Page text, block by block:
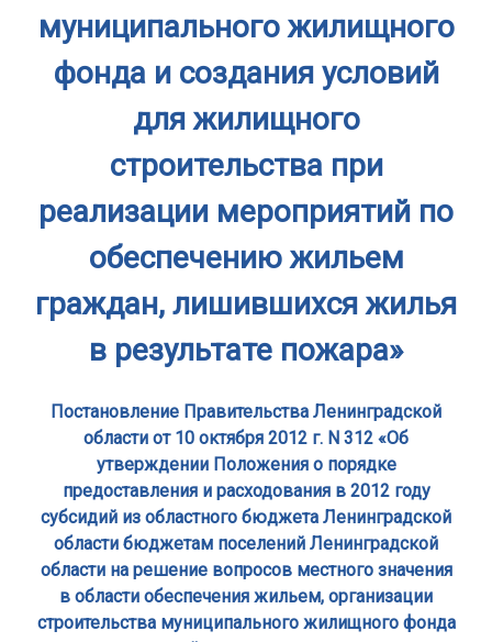
муниципального жилищного
фонда и создания условий
для жилищного
строительства при
реализации мероприятий по
обеспечению жильем
граждан, лишившихся жилья
в результате пожара»
Постановление Правительства Ленинградской
области от 10 октября 2012 г. N 312 «Об
утверждении Положения о порядке
предоставления и расходования в 2012 году
субсидий из областного бюджета Ленинградской
области бюджетам поселений Ленинградской
области на решение вопросов местного значения
в области обеспечения жильем, организации
строительства муниципального жилищного фонда